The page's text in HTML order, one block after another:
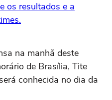
os resultados e a
na manhã deste
de Brasília, Tite
conhecida no dia da